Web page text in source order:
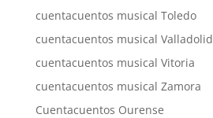
cuentacuentos musical Toledo
cuentacuentos musical Valladolid
cuentacuentos musical Vitoria
cuentacuentos musical Zamora
Cuentacuentos Ourense